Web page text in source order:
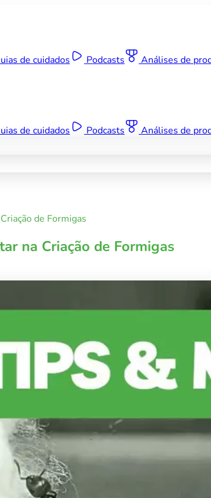
de cuidados Podcasts Análises de
de cuidados Podcasts Análises de
de Formigas
na Criação de Formigas